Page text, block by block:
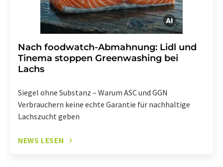
Nach foodwatch-Abmahnung: Lidl und
Tinema stoppen Greenwashing bei
Lachs
Siegel ohne Substanz – Warum ASC und GGN
Verbrauchern keine echte Garantie für nachhaltige
Lachszucht geben
NEWS LESEN